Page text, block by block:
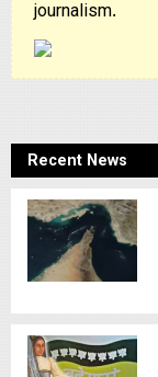
journalism.
Recent News